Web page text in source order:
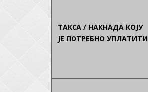
ТАКСА / НАКНАДА КОЈУ
ЈЕ ПОТРЕБНО УПЛАТИТИ